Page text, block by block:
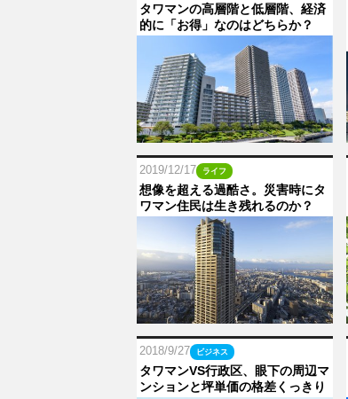
タワマンの高層階と低層階、経済
的に「お得」なのはどちらか？
2019/12/17 ライフ
想像を超える過酷さ。災害時にタ
ワマン住民は生き残れるのか？
2018/9/27 ビジネス
タワマンVS行政区、眼下の周辺マ
ンションと坪単価の格差くっきり